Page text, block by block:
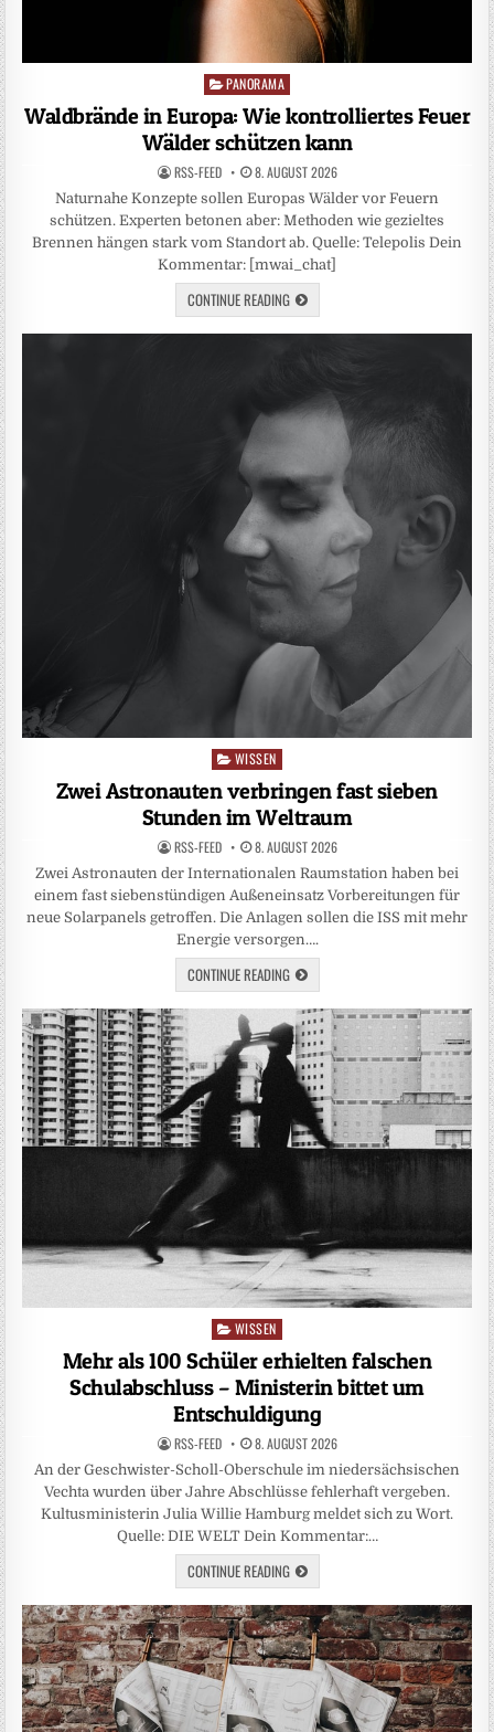
Posted
PANORAMA
Waldbrände in Europa: Wie kontrolliertes Feuer
Wälder schützen kann
RSS-FEED 8. AUGUST 2026
Naturnahe Konzepte sollen Europas Wälder vor Feuern
schützen. Experten betonen aber: Methoden wie gezieltes
Brennen hängen stark vom Standort ab. Quelle: Telepolis Dein
Kommentar: [mwai_chat]
CONTINUE READING
Posted
WISSEN
Zwei Astronauten verbringen fast sieben
Stunden im Weltraum
RSS-FEED 8. AUGUST 2026
Zwei Astronauten der Internationalen Raumstation haben bei
einem fast siebenstündigen Außeneinsatz Vorbereitungen für
neue Solarpanels getroffen. Die Anlagen sollen die ISS mit mehr
Energie versorgen….
CONTINUE READING
Posted
in
WISSEN
Mehr als 100 Schüler erhielten falschen
Schulabschluss – Ministerin bittet um
Entschuldigung
RSS-FEED 8. AUGUST 2026
An der Geschwister-Scholl-Oberschule im niedersächsischen
Vechta wurden über Jahre Abschlüsse fehlerhaft vergeben.
Kultusministerin Julia Willie Hamburg meldet sich zu Wort.
Quelle: DIE WELT Dein Kommentar:…
CONTINUE READING